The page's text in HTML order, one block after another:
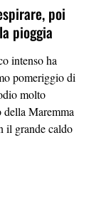
poi
pioggia
intenso ha
pomeriggio di
molto
Maremma
il grande caldo